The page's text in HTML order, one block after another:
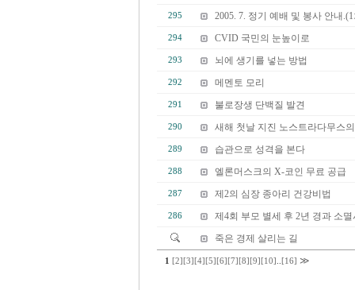
295 2005. 7. 정기 예배 및 봉사 안내
294 CVID 국민의 눈높이로
293 뇌에 생기를 넣는 방법
292 메멘토 모리
291 불로장생 단백질 발견
290 새해 첫날 지진 노스트라다무스
289 습관으로 성격을 본다
288 엘론머스크의 X-코인 무료 공급
287 제2의 심장 종아리 건강비법
286
제4회 부모 별세 후 2년 경과 소
죽은 경제 살리는 길
1 [2] [3] [4] [5] [6] [7] [8] [9] [10] [16] ≫